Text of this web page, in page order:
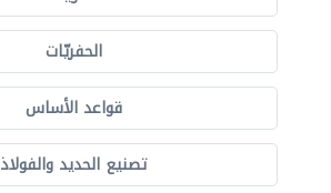
الحفريّات
قواعد الأساس
تصنيع الحديد والفولاذ